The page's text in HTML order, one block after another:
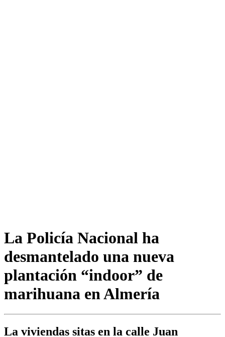
La Policía Nacional ha
desmantelado una nueva
plantación “indoor” de
marihuana en Almería
La viviendas sitas en la calle Juan